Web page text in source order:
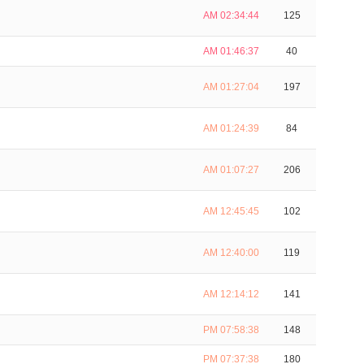
AM 02:34:44 125
AM 01:46:37 40
AM 01:27:04 197
AM 01:24:39 84
AM 01:07:27 206
AM 12:45:45 102
AM 12:40:00 119
AM 12:14:12 141
PM 07:58:38 148
PM 07:37:38 180